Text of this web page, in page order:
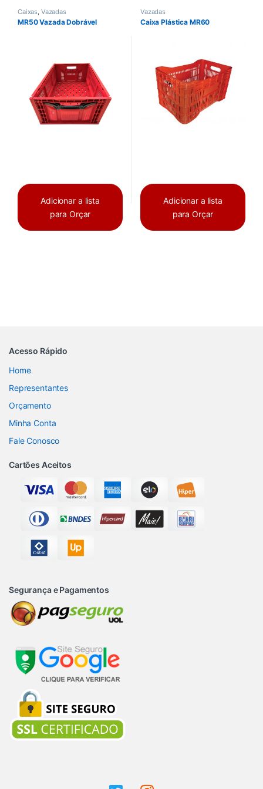
Caixas Vazadas
MR50 Vazada Dobrável
Adicionar a lista
para Orçar
Vazadas
Caixa Plástica MR60
Adicionar a lista
para Orçar
Acesso Rápido
Home
Representantes
Orçamento
Minha Conta
Fale Conosco
Cartões Aceitos
Segurança e Pagamentos